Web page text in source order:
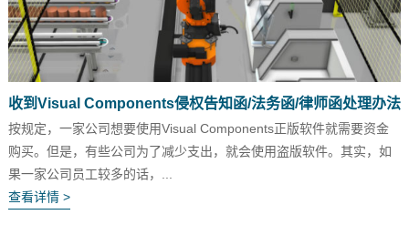
收到Visual Components侵权告知函/法务函/律师函处理办法
按规定，一家公司想要使用Visual Components正版软件就需要资金
购买。但是，有些公司为了减少支出，就会使用盗版软件。其实，如
果一家公司员工较多的话，...
查看详情 >